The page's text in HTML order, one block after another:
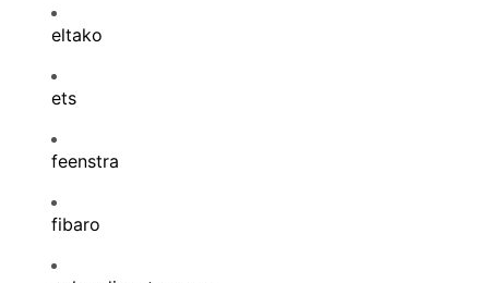
eltako
ets
feenstra
fibaro